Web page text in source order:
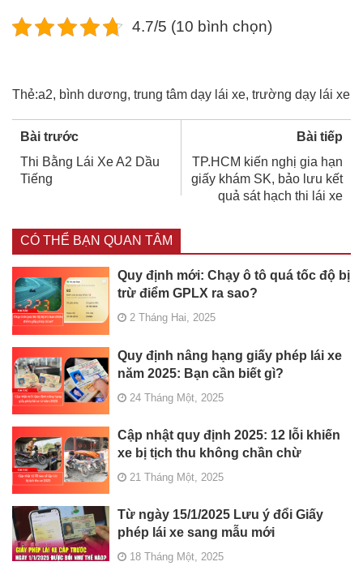
4.7/5 (10 bình chọn)
Thẻ:a2, bình dương, trung tâm dạy lái xe, trường dạy lái xe
Bài trước
Thi Bằng Lái Xe A2 Dầu
Tiếng
Bài tiếp
TP.HCM kiến nghị gia hạn
giấy khám SK, bảo lưu kết
quả sát hạch thi lái xe
CÓ THỂ BẠN QUAN TÂM
Quy định mới: Chạy ô tô quá tốc độ bị
trừ điểm GPLX ra sao?
2 Tháng Hai, 2025
Quy định nâng hạng giấy phép lái xe
năm 2025: Bạn cần biết gì?
24 Tháng Một, 2025
Cập nhật quy định 2025: 12 lỗi khiến
xe bị tịch thu không chần chừ
21 Tháng Một, 2025
Từ ngày 15/1/2025 Lưu ý đổi Giấy
phép lái xe sang mẫu mới
18 Tháng Một, 2025